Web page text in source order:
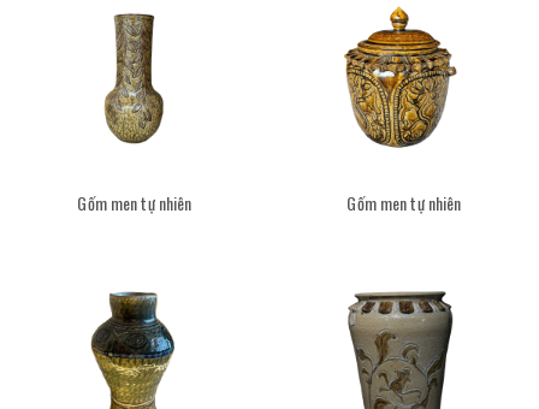
Gốm men tự nhiên Gốm men tự nhiên